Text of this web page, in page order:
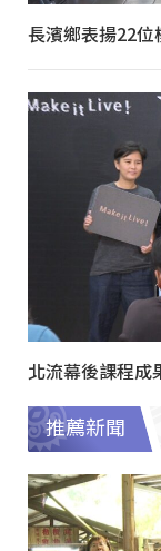
長濱鄉表揚22
北流幕後課程成
推薦新聞